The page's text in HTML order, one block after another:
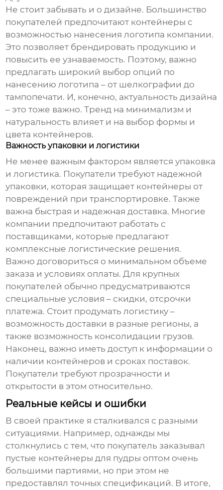
Не стоит забывать и о дизайне. Большинство
покупателей предпочитают контейнеры с
возможностью нанесения логотипа компании.
Это позволяет брендировать продукцию и
повысить ее узнаваемость. Поэтому, важно
предлагать широкий выбор опций по
нанесению логотипа – от шелкографии до
тампопечати. И, конечно, актуальность дизайна
– это тоже важно. Тренд на минимализм и
натуральность влияет и на выбор формы и
цвета контейнеров.
Важность упаковки и логистики
Не менее важным фактором является упаковка
и логистика. Покупатели требуют надежной
упаковки, которая защищает контейнеры от
повреждений при транспортировке. Также
важна быстрая и надежная доставка. Многие
компании предпочитают работать с
поставщиками, которые предлагают
комплексные логистические решения.
Важно договориться о минимальном объеме
заказа и условиях оплаты. Для крупных
покупателей обычно предусматриваются
специальные условия – скидки, отсрочки
платежа. Стоит продумать логистику –
возможность доставки в разные регионы, а
также возможность консолидации грузов.
Наконец, важно иметь доступ к информации о
наличии контейнеров и сроках поставок.
Покупатели требуют прозрачности и
открытости в этом относительно.
Реальные кейсы и ошибки
В своей практике я сталкивался с разными
ситуациями. Например, однажды мы
столкнулись с тем, что покупатель заказывал
пустые контейнеры для пудры оптом очень
большими партиями, но при этом не
предоставлял точных спецификаций. В итоге,